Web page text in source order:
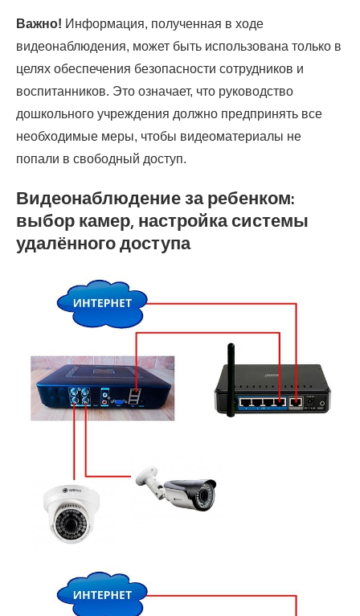
Важно! Информация, полученная в ходе
видеонаблюдения, может быть использована только в
целях обеспечения безопасности сотрудников и
воспитанников. Это означает, что руководство
дошкольного учреждения должно предпринять все
необходимые меры, чтобы видеоматериалы не
попали в свободный доступ.
Видеонаблюдение за ребенком:
выбор камер, настройка системы
удалённого доступа